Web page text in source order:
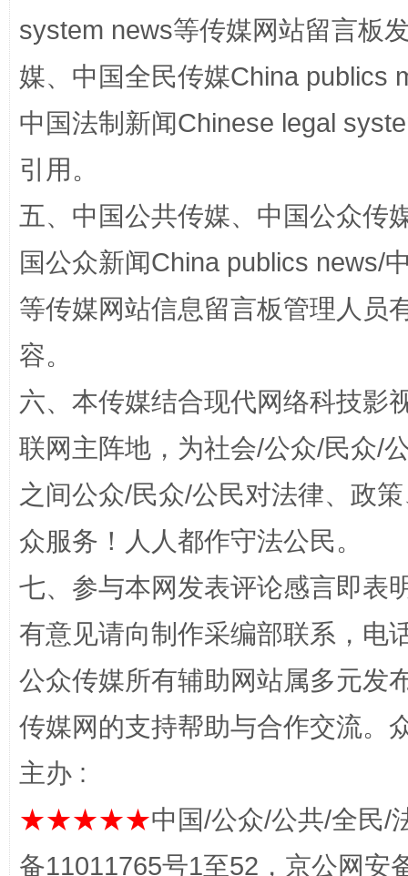
千年窑火 生生不息 一
揭开“小金库”的免责幌子
system news等传媒网站留言板
媒、中国全民传媒China publics
中国法制新闻Chinese legal
引用。
五、中国公共传媒、中国公众传
国公众新闻China publics news/
等传媒网站信息留言板管理人员
容。
六、本传媒结合现代网络科技影
联网主阵地，为社会/公众/民众/
之间公众/民众/公民对法律、政
众服务！人人都作守法公民。
七、参与本网发表评论感言即表
有意见请向制作采编部联系，电
公众传媒所有辅助网站属多元发
传媒网的支持帮助与合作交流。
主办 :
★★★★★中国/公众/公共/全民/
备11011765号1至52，京公网安